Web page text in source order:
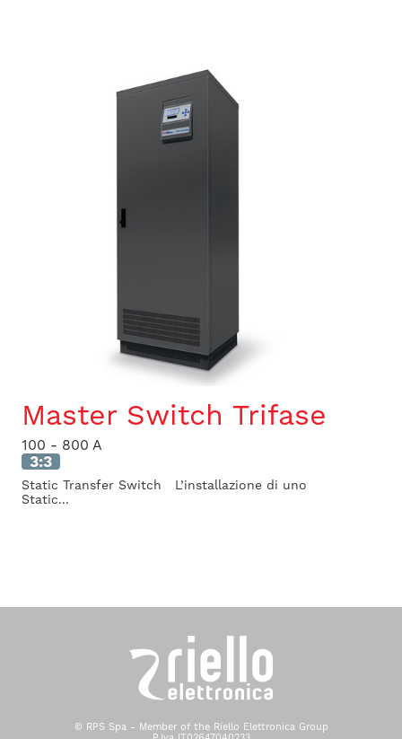
Master Switch Trifase
100 - 800 A
3:3
Static Transfer Switch L’installazione di uno
Static...
© RPS Spa - Member of the Riello Elettronica Group